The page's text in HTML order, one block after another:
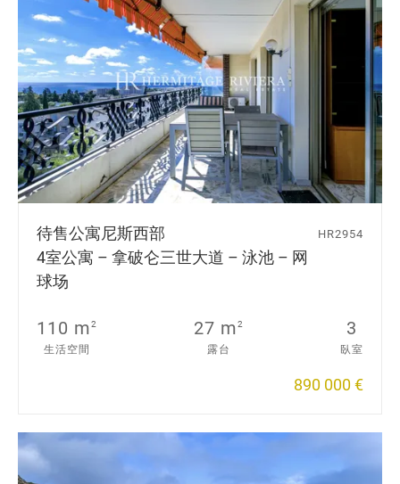
待售公寓尼斯西部
4室公寓 – 拿破仑三世大道 – 泳池 – 网
球场
HR2954
110 m2
生活空間
27 m2
露台
3
臥室
890 000 €